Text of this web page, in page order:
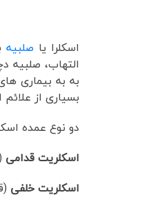
اسکلرا یا صلبیه
التهاب، صلبیه
به به بیماری
بسیاری از
دو نوع عمده
اسکلریت قدامی
اسکلریت خلفی